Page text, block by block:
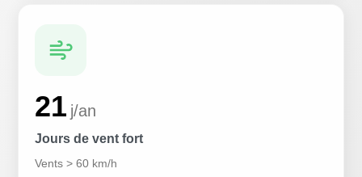
21 j/an
Jours de vent fort
Vents > 60 km/h